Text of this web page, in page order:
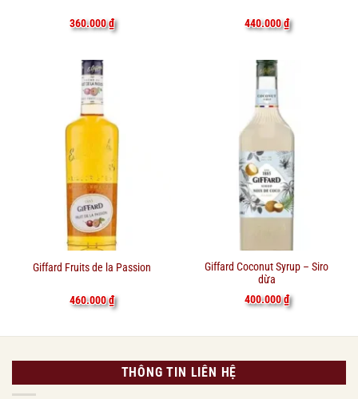
360.000₫ 440.000₫
Giffard Fruits de la Passion
460.000₫
Giffard Coconut Syrup – Siro
dừa
400.000₫
THÔNG TIN LIÊN HỆ